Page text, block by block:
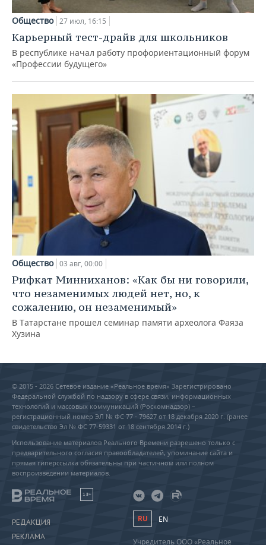
Общество 27 июл, 16:15
Карьерный тест-драйв для школьников
В республике начал работу профориентационный форум
«Профессии будущего»
Общество 03 авг, 00:00
Рифкат Минниханов: «Как бы ни говорили,
что незаменимых людей нет, но, к
сожалению, он незаменимый»
В Татарстане прошел семинар памяти археолога Фаяза
Хузина
© 2015 - 2026 Сетевое издание «Реальное время» Зарегистрировано
Федеральной службой по надзору в сфере связи, информационных
технологий и массовых коммуникаций (Роскомнадзор) –
регистрационный номер ЭЛ № ФС 77 - 79627 от 18 декабря 2020 г. (ранее
свидетельство Эл № ФС 77-59331 от 18 сентября 2014 г.)
Использование материалов Реального Времени разрешено только с
предварительного согласия правообладателей, упоминание сайта и
прямая гиперссылка обязательны при частичном или полном
воспроизведении материалов.
18+
РЕДАКЦИЯ
РЕКЛАМА
RU EN
Учредитель ООО «Реальное